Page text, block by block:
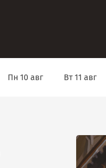
Пн 10 авг Вт 11 авг